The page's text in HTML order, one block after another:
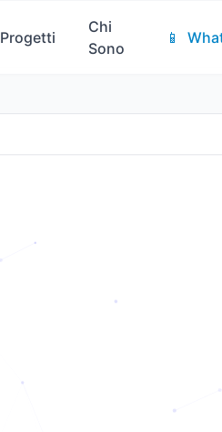
Progetti
Chi
Sono
📱